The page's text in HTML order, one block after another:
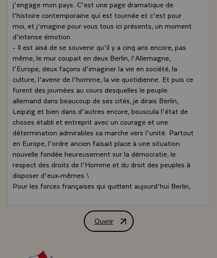
j'engage mon pays. C'est une page dramatique de
l'histoire contemporaine qui est tournée et c'est pour
moi, et j'imagine pour vous tous ici présents, un moment
d'intense émotion.
- Il est aisé de se souvenir qu'il y a cinq ans encore, pas
même, le mur coupait en deux Berlin, l'Allemagne,
l'Europe, deux façons d'imaginer la vie en société, la
culture, l'avenir de l'homme, la vie quotidienne. Et puis ce
furent des journées au cours desquelles le peuple
allemand dans beaucoup de ses cités, je dirais Berlin,
Leipzig et bien dans d'autres encore, bouscula l'état de
choses établi et entreprit avec un courage et une
détermination admirables sa marche vers l'unité. Partout
en Europe, l'ordre ancien faisait place à une situation
nouvelle fondée heureusement sur la démocratie, le
respect des droits de l'Homme et du droit des peuples à
disposer d'eux-mêmes.\
Pour les forces françaises qui quittent aujourd'hui Berlin,
nous le savons bien : si ce que fut le bloc communiste
s'est effondré, si partout ou presque partout dans ces
gouvernements démocratiquement élus sont désormais
Ouvrir
Allocution de M. François Mitterrand,